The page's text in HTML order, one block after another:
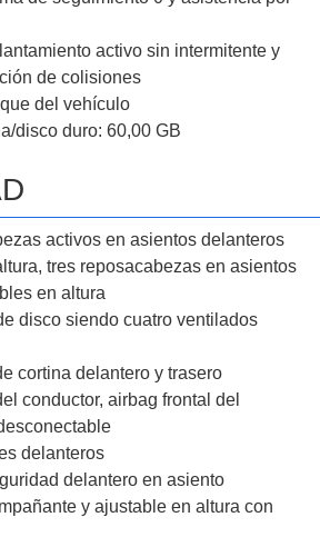
activo sin intermitente y
de colisiones
del vehículo
disco duro: 60,00 GB
activos en asientos delanteros
tres reposacabezas en asientos
en altura
disco siendo cuatro ventilados
cortina delantero y trasero
conductor, airbag frontal del
delanteros
delantero en asiento
y ajustable en altura con